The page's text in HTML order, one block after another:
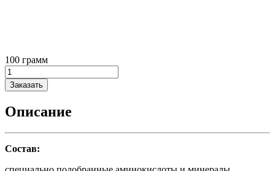
100 грамм
Заказать
Описание
Состав: